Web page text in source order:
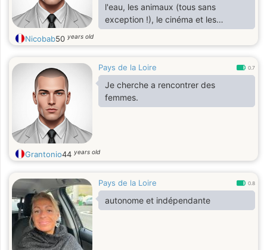
l'eau, les animaux (tous sans
exception !), le cinéma et les
moments simples mais précieux. Je
suis aussi du genre à minquiéter
quand on tient à quelqu'un, on veut
le meilleur pour lui. Ici pour une belle
rencontre, du sérieux et pourquoi
pas, une belle histoire❤️.
Nicobab50 years old
Pays de la Loire 0.7
Je cherche a rencontrer des
femmes.
Grantonio44 years old
Pays de la Loire 0.8
autonome et indépendante